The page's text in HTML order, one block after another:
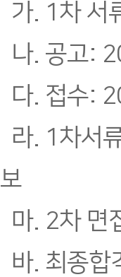
가. 1차 서
나. 공고:
다. 접수:
라. 1차서
보
마. 2차 면
바. 최종합